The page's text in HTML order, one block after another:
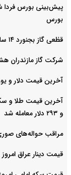
بورس
قظعی گاز بجنورد ۱۴ ساعته خواهد بود
شرکت گاز مازندران
آخرین قیمت دلار و یورو و
و ٢٩٣ دلار معامله شد
مراقب حواله‌های
قیمت دینار عراق امروز جمعه ۱۶ مرداد ۱۴۰۵